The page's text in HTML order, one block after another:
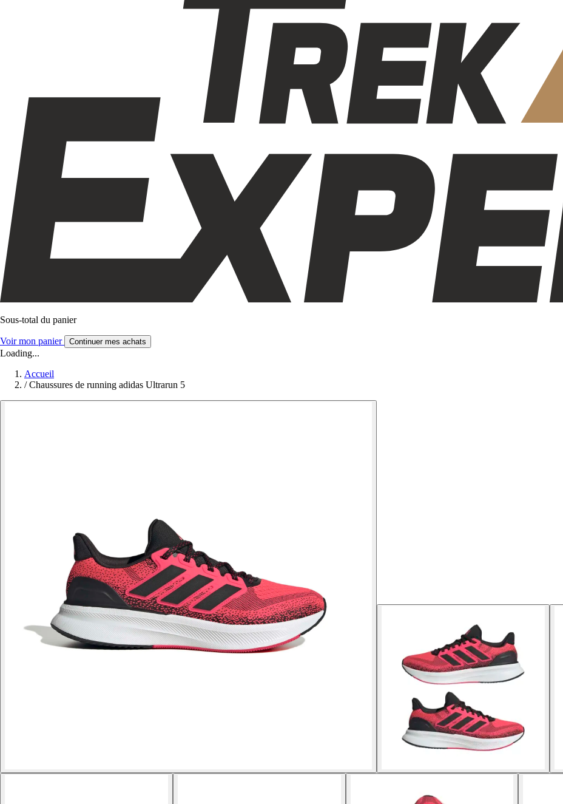
Sous-total du panier
Voir mon panier Continuer mes achats
Loading...
Accueil
/ Chaussures de running adidas Ultrarun 5